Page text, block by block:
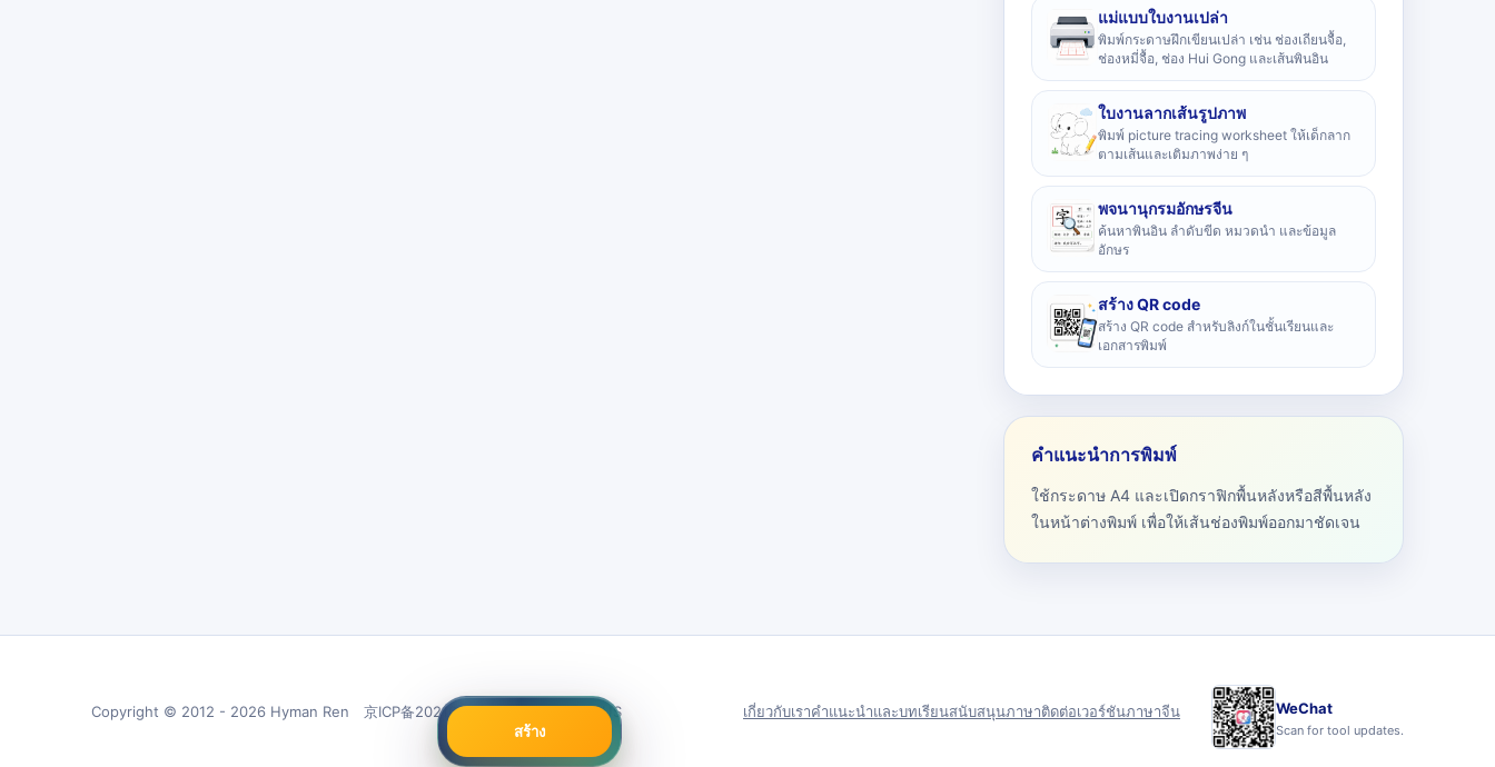
สร้าง
แม่แบบใบงานเปล่า
พิมพ์กระดาษฝึกเขียนเปล่า เช่น ช่องเถียนจื้อ,
ช่องหมี่จื้อ, ช่อง Hui Gong และเส้นพินอิน
ใบงานลากเส้นรูปภาพ
พิมพ์ picture tracing worksheet ให้เด็กลาก
ตามเส้นและเติมภาพง่าย ๆ
พจนานุกรมอักษรจีน
ค้นหาพินอิน ลำดับขีด หมวดนำ และข้อมูล
อักษร
สร้าง QR code
สร้าง QR code สำหรับลิงก์ในชั้นเรียนและ
เอกสารพิมพ์
คำแนะนำการพิมพ์
ใช้กระดาษ A4 และเปิดกราฟิกพื้นหลังหรือสีพื้นหลัง
ในหน้าต่างพิมพ์ เพื่อให้เส้นช่องพิมพ์ออกมาชัดเจน
Copyright © 2012 - 2026 Hyman Ren 京ICP备2021026679号 Server in: US เกี่ยวกับเราคำแนะนำและบทเรียนสนับสนุนภาษาติดต่อเวอร์ชันภาษาจีน WeChat
Scan for tool updates.